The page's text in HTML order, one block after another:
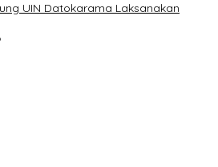
UIN Datokarama Laksanakan